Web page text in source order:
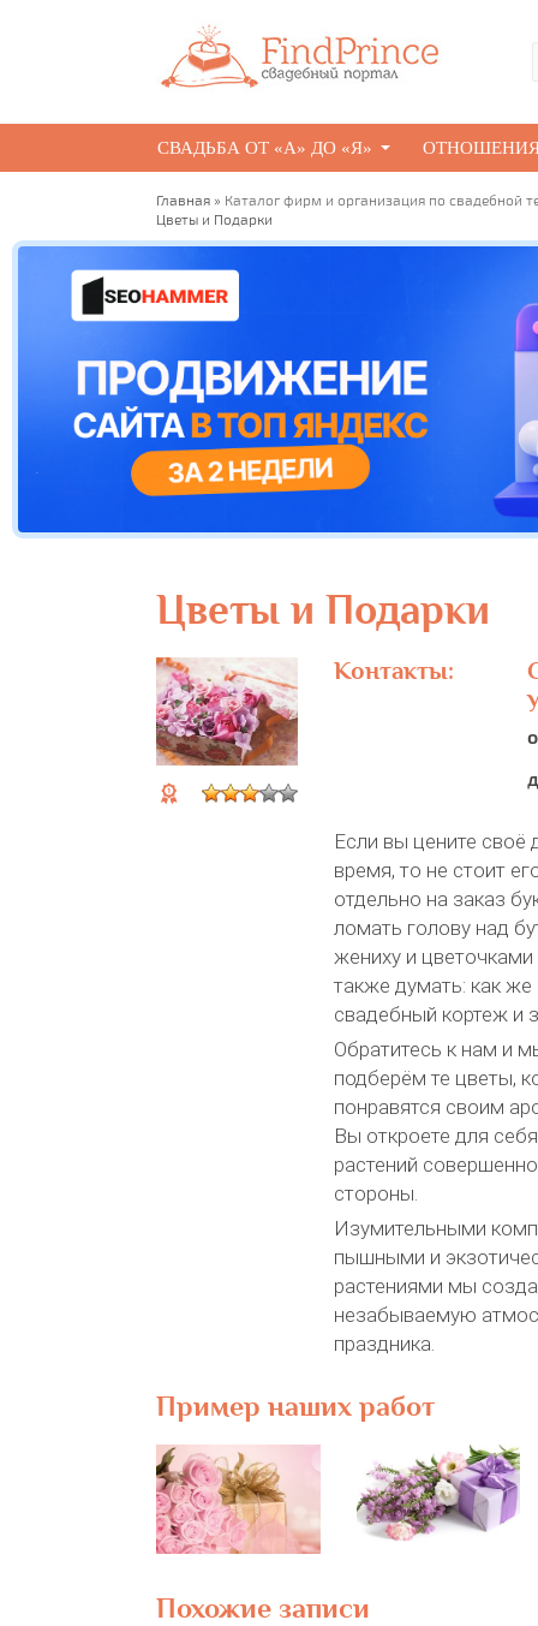
СВАДЬБА ОТ «А» ДО «Я»
Главная » Каталог фирм и организация по свадебной
Цветы и Подарки
Цветы и Подарки
Контакты:
Если вы цените своё
время, то не стоит
отдельно на заказ
ломать голову над
жениху и цветочками
также думать: как же
свадебный кортеж и
Обратитесь к нам и
подберём те цветы,
понравятся своим
Вы откроете для
растений
стороны.
Изумительными
пышными и
растениями мы
незабываемую
праздника.
Пример наших работ
Похожие записи